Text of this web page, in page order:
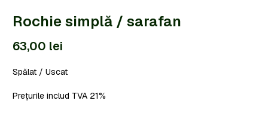
Rochie simplă / sarafan
63,00 lei
Spălat / Uscat
Prețurile includ TVA 21%
Haine
Industrială
Încălțăminte
Abonamente